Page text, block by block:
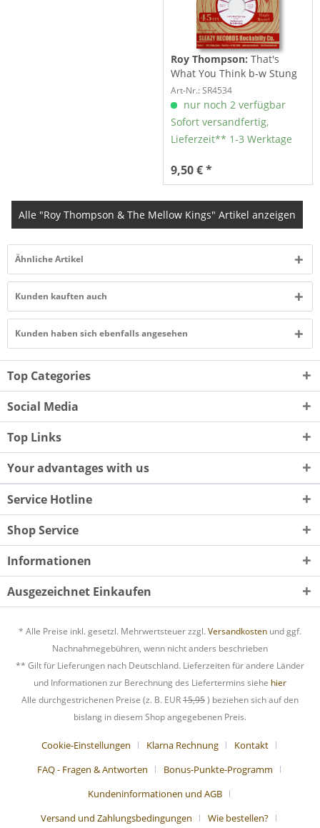
Roy Thompson:That's
What You Think b-w Stung
Over You 7inch,...
Art-Nr.: SR4534
nur noch 2 verfügbar
Sofort versandfertig,
Lieferzeit** 1-3 Werktage
9,50 € *
Alle "Roy Thompson & The Mellow Kings" Artikel anzeigen
Ähnliche Artikel
Kunden kauften auch
Kunden haben sich ebenfalls angesehen
Top Categories
Social Media
Top Links
Your advantages with us
Service Hotline
Shop Service
Informationen
Ausgezeichnet Einkaufen
* Alle Preise inkl. gesetzl. Mehrwertsteuer zzgl. Versandkosten und ggf.
Nachnahmegebühren, wenn nicht anders beschrieben
** Gilt für Lieferungen nach Deutschland. Lieferzeiten für andere Länder
und Informationen zur Berechnung des Liefertermins siehe hier
Alle durchgestrichenen Preise (z. B. EUR15,95) beziehen sich auf den
bislang in diesem Shop angegebenen Preis.
Cookie-Einstellungen Klarna Rechnung
Kontakt
FAQ - Fragen & Antworten
Bonus-Punkte-Programm
Kundeninformationen und AGB
Versand und Zahlungsbedingungen
Wie bestellen?